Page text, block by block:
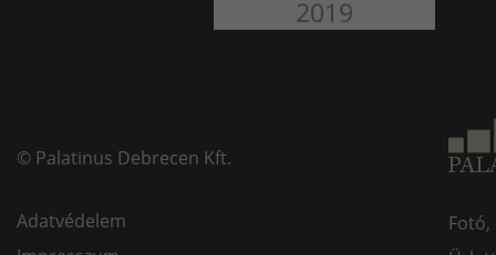
© Palatinus Debrecen Kft.
Adatvédelem
Fotó,